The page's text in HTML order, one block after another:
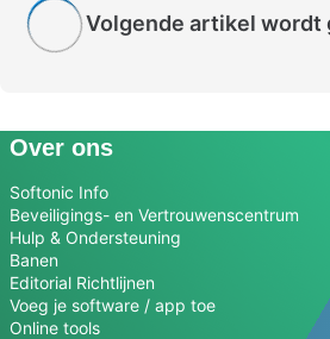
Volgende artikel wordt
Over ons
Softonic Info
Beveiligings- en Vertrouwenscentrum
Hulp & Ondersteuning
Banen
Editorial Richtlijnen
Voeg je software / app toe
Online tools